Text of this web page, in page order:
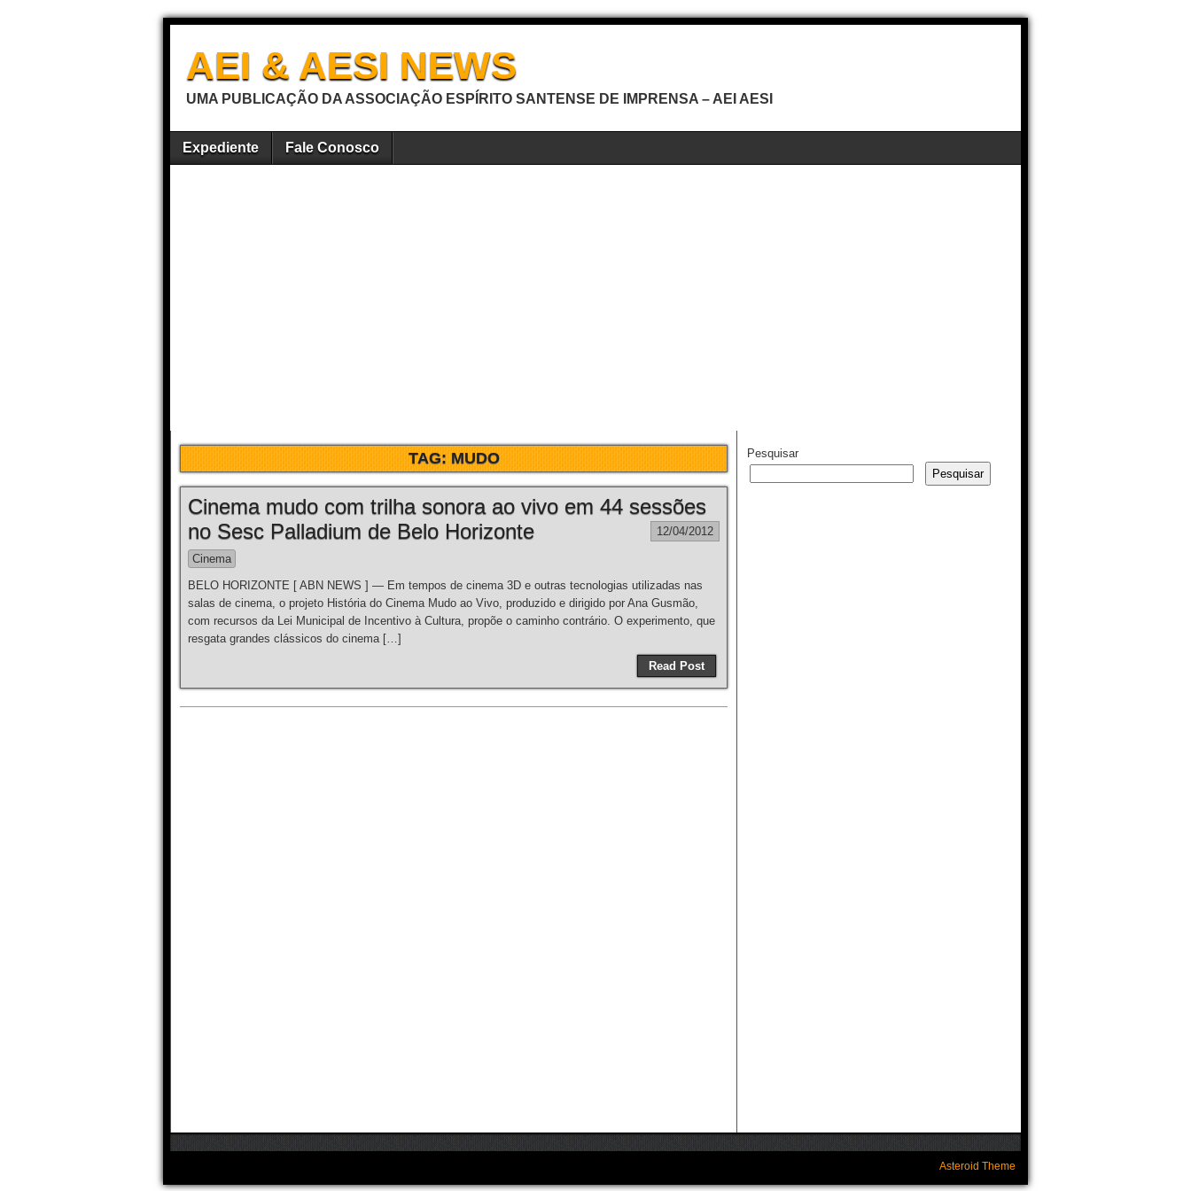
AEI & AESI NEWS
UMA PUBLICAÇÃO DA ASSOCIAÇÃO ESPÍRITO SANTENSE DE IMPRENSA – AEI AESI
Expediente Fale Conosco
TAG:MUDO
Cinema mudo com trilha sonora ao vivo em 44 sessões
no Sesc Palladium de Belo Horizonte
12/04/2012
Cinema
BELO HORIZONTE [ ABN NEWS ] — Em tempos de cinema 3D e outras tecnologias utilizadas nas
salas de cinema, o projeto História do Cinema Mudo ao Vivo, produzido e dirigido por Ana Gusmão,
com recursos da Lei Municipal de Incentivo à Cultura, propõe o caminho contrário. O experimento, que
resgata grandes clássicos do cinema […]
Read Post
Pesquisar
Pesquisar
Asteroid Theme